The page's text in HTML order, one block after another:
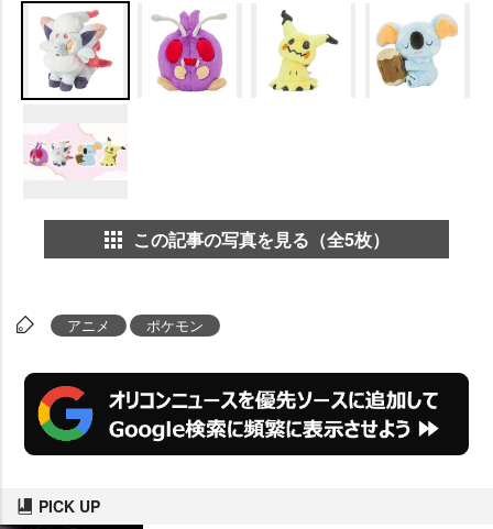
この記事の写真を見る（全5枚）
アニメ ポケモン
PICK UP